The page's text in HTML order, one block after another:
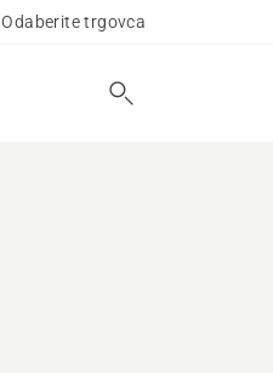
Odaberite trgovca